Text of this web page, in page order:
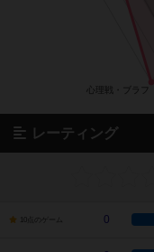
レーティング
10点のゲーム 0